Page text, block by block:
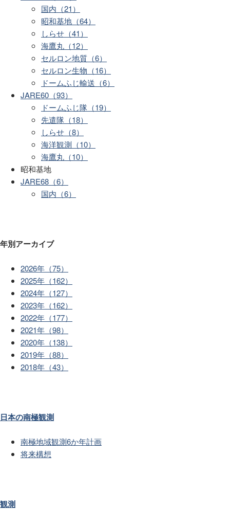
国内（21）
昭和基地（64）
しらせ（41）
海鷹丸（12）
セルロン地質（6）
セルロン生物（16）
ドームふじ輸送（6）
JARE60（93）
ドームふじ隊（19）
先遣隊（18）
しらせ（8）
海洋観測（10）
海鷹丸（10）
昭和基地
JARE68（6）
国内（6）
年別アーカイブ
2026年（75）
2025年（162）
2024年（127）
2023年（162）
2022年（177）
2021年（98）
2020年（138）
2019年（88）
2018年（43）
日本の南極観測
南極地域観測6か年計画
将来構想
観測